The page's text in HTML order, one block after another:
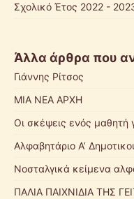
Σχολικό Έτος 2022 -
Άλλα άρθρα που
Γιάννης Ρίτσος
ΜΙΑ ΝΕΑ ΑΡΧΗ
Οι σκέψεις ενός μαθητή
Αλφαβητάριο Α’
Νοσταλγικά κείμενα
ΠΑΛΙΑ ΠΑΙΧΝΙΔΙΑ ΤΗΣ